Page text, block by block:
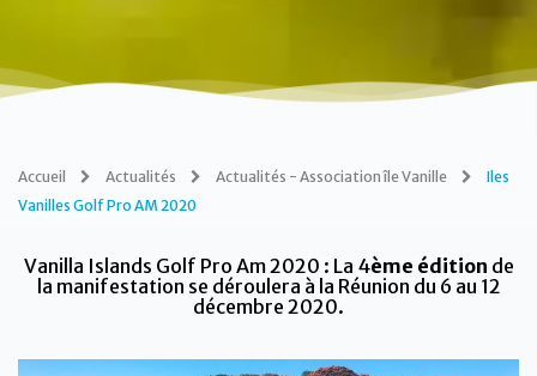
Accueil Actualités Actualités - Association île Vanille
Iles
Vanilles Golf Pro AM 2020
Vanilla Islands Golf Pro Am 2020 : La 4ème édition de
la manifestation se déroulera à la Réunion du 6 au 12
décembre 2020.